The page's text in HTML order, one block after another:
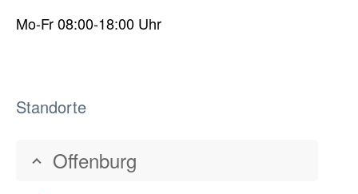
Mo-Fr 08:00-18:00 Uhr
Standorte
Offenburg